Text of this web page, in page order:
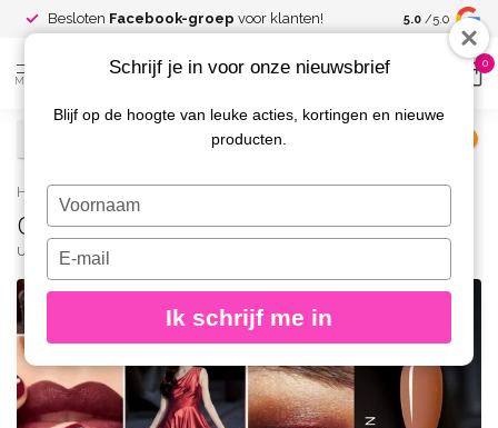
Besloten Facebook-groep voor klanten! Spaar voor
kortingen
5.0 /5.0
MENU
0
Home / Café Rouge Gelpolish Collection 4x 8 gr.
Café Rouge Gelpolish Collection 4x 8 gr.
URBAN NAILS
Schrijf je in voor onze nieuwsbrief
Blijf op de hoogte van leuke acties, kortingen en nieuwe
producten.
Typ
je
naam
Typ
je
e-
in
Ik schrijf me in